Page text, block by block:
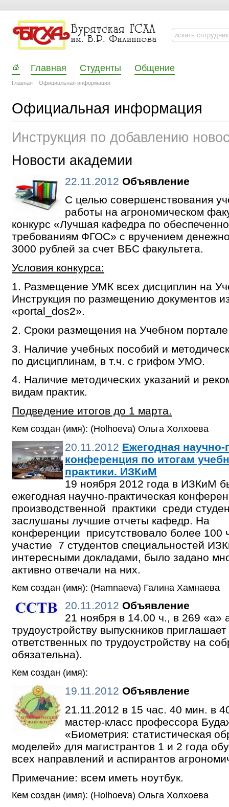
Главная Студенты Общение
Главная Официальная информация
Официальная информация
Инструкция по добавлению
Новости академии
22.11.2012 Объявление
С целью совершенствования
работы на агрономическом
конкурс «Лучшая кафедра по
требованиям ФГОС» с вручением
3000 рублей за счет ВБС факультета.
Условия конкурса:
1. Размещение УМК всех дисциплин на
Инструкция по размещению документов
«portal_dos2».
2. Сроки размещения на Учебном
3. Наличие учебных пособий и
по дисциплинам, в т.ч. с грифом УМО.
4. Наличие методических указаний и
видам практик.
Подведение итогов до 1 марта.
Кем создан (имя): (Holhoeva) Ольга Холхоева
20.11.2012 Ежегодная научно-
конференция по итогам
практики. ИЗКиМ
19 ноября 2012 года в ИЗКиМ
ежегодная научно-практическая
производственной практики среди
заслушаны лучшие отчеты кафедр. На
конференции присутствовало более 100
участие 7 студентов специальностей
интересными докладами, было задано
активно отвечали на них.
Кем создан (имя): (Hamnaeva) Галина Хамнаева
20.11.2012 Объявление
21 ноября в 14.00 ч., в 269 «а»
трудоустройству выпускников
ответственных по трудоустройству на
обязательна).
Кем создан (имя):
19.11.2012 Объявление
21.11.2012 в 15 час. 40 мин. в
мастер-класс профессора
«Биометрия: статистическая
моделей» для магистрантов 1 и 2 года
всех направлений и аспирантов
Примечание: всем иметь ноутбук.
Кем создан (имя): (Holhoeva) Ольга Холхоева